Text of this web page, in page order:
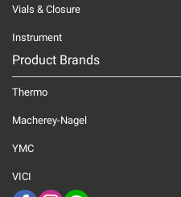
Vials & Closure
Instrument
Product Brands
Thermo
Macherey-Nagel
YMC
VICI